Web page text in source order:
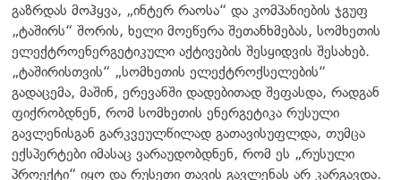
გაზრდას მოჰყვა, „ინტერ რაოსა“ და კომპანიების ჯგუფ
„ტაშირს“ შორის, ხელი მოეწერა შეთანხმებას, სომხეთის
ელექტროენერგეტიკული აქტივების შესყიდვის შესახებ.
„ტაშირისთვის“ „სომხეთის ელექტროქსელების“
გადაცემა, მაშინ, ერევანში დადებითად შეფასდა, რადგან
ფიქრობდნენ, რომ სომხეთის ენერგეტიკა რუსული
გავლენისგან გარკვეულწილად გათავისუფლდა, თუმცა
ექსპერტები იმასაც ვარაუდობდნენ, რომ ეს „რუსული
პროექტი“ იყო და რუსეთი თავის გავლენას არ კარგავდა.